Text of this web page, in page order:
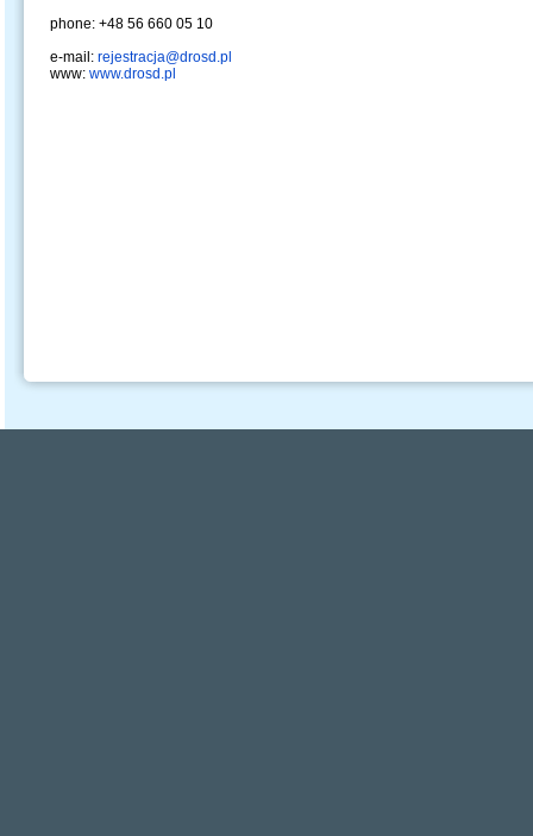
phone: +48 56 660 05 10
e-mail: rejestracja@drosd.pl
www: www.drosd.pl